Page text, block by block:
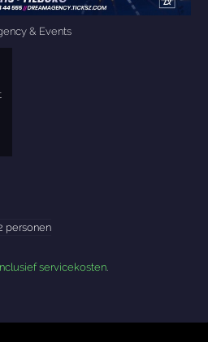
& Events
personen
servicekosten.